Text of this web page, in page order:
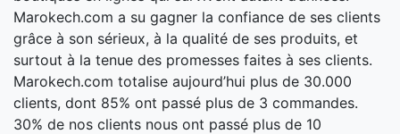
Marokech.com a su gagner la confiance de ses clients
grâce à son sérieux, à la qualité de ses produits, et
surtout à la tenue des promesses faites à ses clients.
Marokech.com totalise aujourd’hui plus de 30.000
clients, dont 85% ont passé plus de 3 commandes.
30% de nos clients nous ont passé plus de 10